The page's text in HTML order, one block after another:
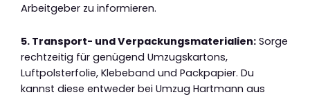
Arbeitgeber zu informieren.
5. Transport- und Verpackungsmaterialien: Sorge
rechtzeitig für genügend Umzugskartons,
Luftpolsterfolie, Klebeband und Packpapier. Du
kannst diese entweder bei Umzug Hartmann aus